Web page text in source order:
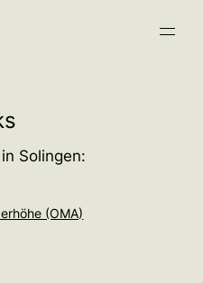
Solingen:
(OMA)